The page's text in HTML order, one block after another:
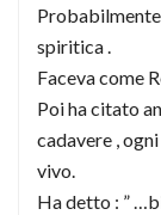
spiritica .
Faceva come
Poi ha citato
cadavere ,
vivo.
Ha detto : ”